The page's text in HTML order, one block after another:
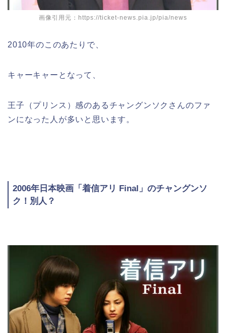
画像引用元：https://ticket-news.pia.jp/pia/news
2010年のこのあたりで、
キャーキャーとなって、
王子（プリンス）感のあるチャングンソクさんのファ
ンになった人が多いと思います。
2006年日本映画「着信アリ Final」のチャングンソ
ク！別人？